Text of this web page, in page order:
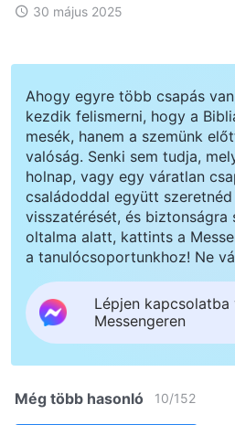
30 május 2025
Ahogy egyre több csapás
kezdik felismerni, hogy a
mesék, hanem a szemünk
valóság. Senki sem tudja,
holnap, vagy egy váratlan
családoddal együtt
visszatérését, és biztonságra
oltalma alatt, kattints a
a tanulócsoportunkhoz! Ne
Lépjen kapcsolatba
Messengeren
Még több hasonló 10/152